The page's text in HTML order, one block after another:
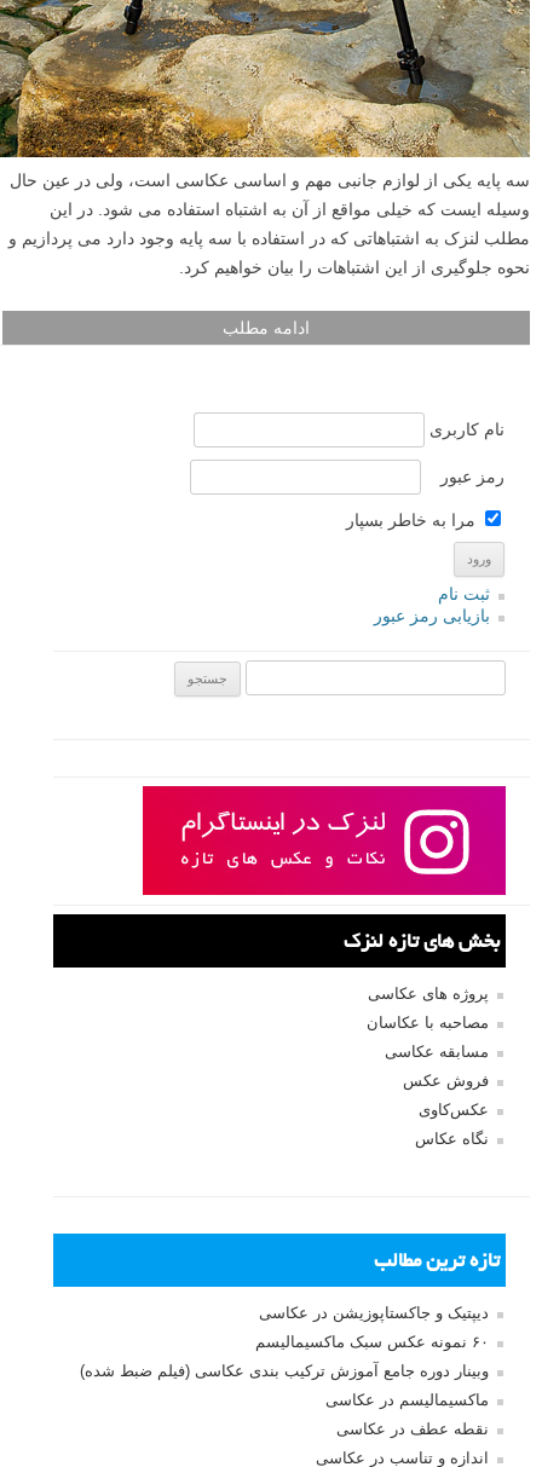
سه پایه یکی از لوازم جانبی مهم و اساسی عکاسی است، ولی در عین حال
وسیله ایست که خیلی مواقع از آن به اشتباه استفاده می شود. در این
مطلب لنزک به اشتباهاتی که در استفاده با سه پایه وجود دارد می پردازیم و
نحوه جلوگیری از این اشتباهات را بیان خواهیم کرد.
ادامه مطلب
نام کاربری
رمز عبور
مرا به خاطر بسپار
ثبت نام
بازیابی رمز عبور
بخش های تازه لنزک
پروژه های عکاسی
مصاحبه با عکاسان
مسابقه عکاسی
فروش عکس
عکس‌کاوی
نگاه عکاس
تازه ترین مطالب
دیپتیک و جاکستا‌پوزیشن در عکاسی
۶۰ نمونه عکس سبک ماکسیمالیسم
وبینار دوره جامع آموزش ترکیب بندی عکاسی (فیلم ضبط شده)
ماکسیمالیسم در عکاسی
نقطه عطف در عکاسی
اندازه و تناسب در عکاسی